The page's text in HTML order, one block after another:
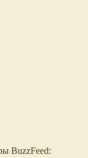
BuzzFeed: